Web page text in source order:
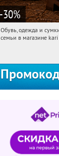
-30%
13:55:20
Обувь, одежда и
семьи в магазине